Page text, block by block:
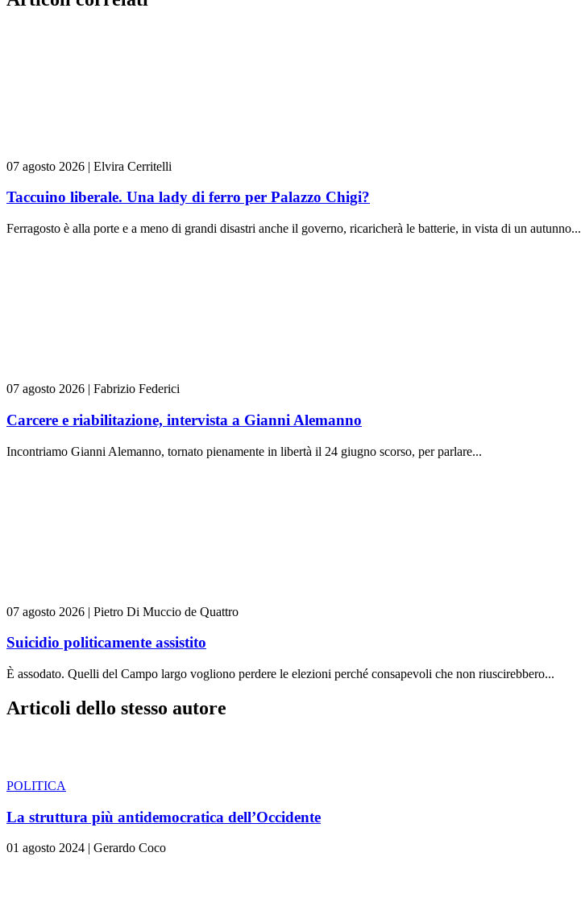
07 agosto 2026 | Elvira Cerritelli
Taccuino liberale. Una lady di ferro per Palazzo Chigi?
Ferragosto è alla porte e a meno di grandi disastri anche il governo, ricaricherà le batterie, in vista di un autunno...
07 agosto 2026 | Fabrizio Federici
Carcere e riabilitazione, intervista a Gianni Alemanno
Incontriamo Gianni Alemanno, tornato pienamente in libertà il 24 giugno scorso, per parlare...
07 agosto 2026 | Pietro Di Muccio de Quattro
Suicidio politicamente assistito
È assodato. Quelli del Campo largo vogliono perdere le elezioni perché consapevoli che non riuscirebbero...
Articoli dello stesso autore
POLITICA
La struttura più antidemocratica dell’Occidente
01 agosto 2024 | Gerardo Coco